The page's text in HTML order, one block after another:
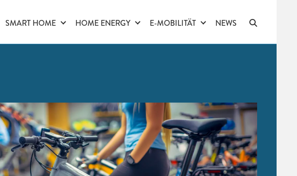
SMART HOME HOME ENERGY E-MOBILITÄT NEWS